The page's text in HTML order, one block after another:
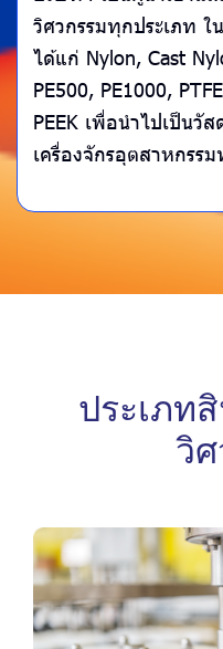
วิศวกรรมทุกประเภท ใ
ได้แก่ Nylon, Cast
PE500, PE1000,
PEEK เพื่อนำไปเป็นวั
เครื่องจักรอุตสาหกรร
ประเภท
วิ